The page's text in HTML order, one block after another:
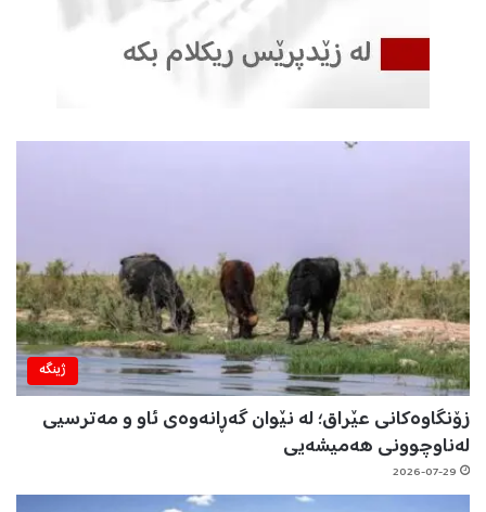
ژینگه‌
زۆنگاوەکانی عێراق؛ لە نێوان گەڕانەوەی ئاو و مەترسیی
لەناوچوونی هەمیشەیی
2026-07-29